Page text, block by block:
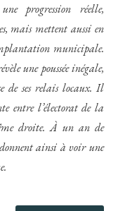
progression réelle,
mais mettent aussi en
municipale.
une poussée inégale,
de ses relais locaux. Il
entre l’électorat de la
droite. À un an de
ainsi à voir une